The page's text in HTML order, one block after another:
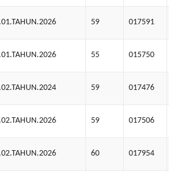
59 017591
55 015750
59 017476
59 017506
60 017954